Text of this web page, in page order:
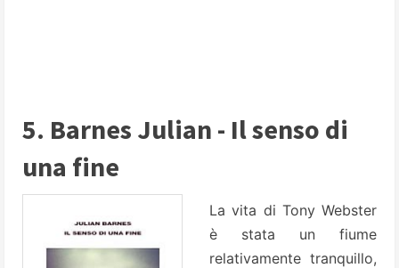
5. Barnes Julian - Il senso di
una fine
La vita di Tony Webster
è stata un fiume
relativamente tranquillo,